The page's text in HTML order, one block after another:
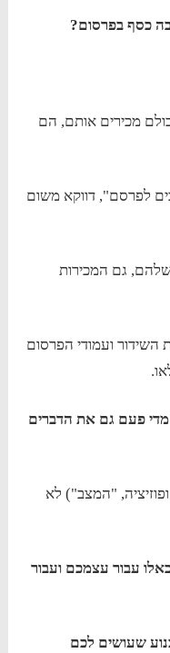
כסף בפרסום?
מכירים אותם, הם
לפרסם", דווקא משום
גם המכירות
ועמודי הפרסום
מדי פעם גם את הדברים
"המצב") לא
עבור עצמכם ועבור
שעושים לכם